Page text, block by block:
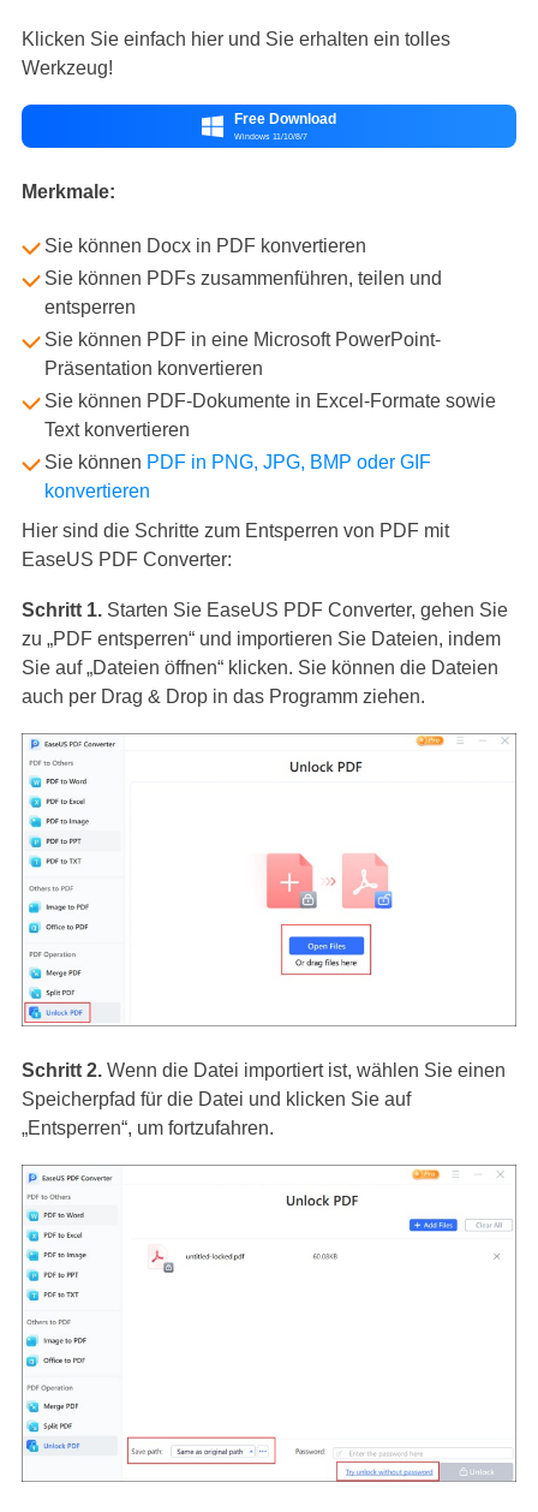
Klicken Sie einfach hier und Sie erhalten ein tolles
Werkzeug!
 Free Download
Windows 11/10/8/7
Merkmale:
Sie können Docx in PDF konvertieren
Sie können PDFs zusammenführen, teilen und
entsperren
Sie können PDF in eine Microsoft PowerPoint-
Präsentation konvertieren
Sie können PDF-Dokumente in Excel-Formate sowie
Text konvertieren
Sie können PDF in PNG, JPG, BMP oder GIF
konvertieren
Hier sind die Schritte zum Entsperren von PDF mit
EaseUS PDF Converter:
Schritt 1.Starten Sie EaseUS PDF Converter, gehen Sie
zu „PDF entsperren“ und importieren Sie Dateien, indem
Sie auf „Dateien öffnen“ klicken. Sie können die Dateien
auch per Drag & Drop in das Programm ziehen.
Schritt 2.Wenn die Datei importiert ist, wählen Sie einen
Speicherpfad für die Datei und klicken Sie auf
„Entsperren“, um fortzufahren.